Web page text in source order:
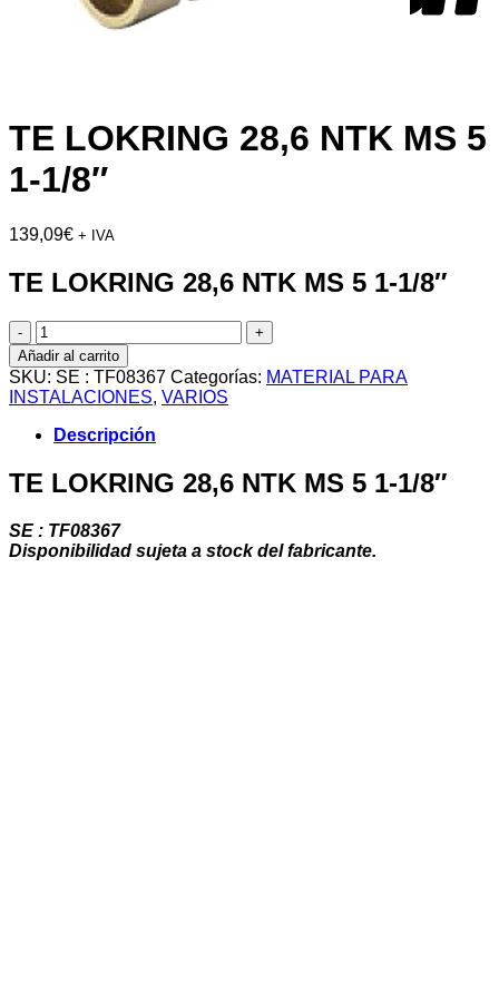
TE LOKRING 28,6 NTK MS 5
1-1/8″
139,09€ + IVA
TE LOKRING 28,6 NTK MS 5 1-1/8″
TE
LOKRING
28,6
NTK
MS
5
1/8"
cantidad
Añadir al carrito
SKU: SE : TF08367 Categorías: MATERIAL PARA
INSTALACIONES, VARIOS
Descripción
TE LOKRING 28,6 NTK MS 5 1-1/8″
SE : TF08367
Disponibilidad sujeta a stock del fabricante.